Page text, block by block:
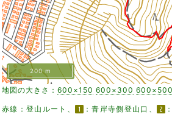
200 m
地図の大きさ： 600×150 600×300 600×500
赤線：登山ルート、 ：青岸寺側登山口、